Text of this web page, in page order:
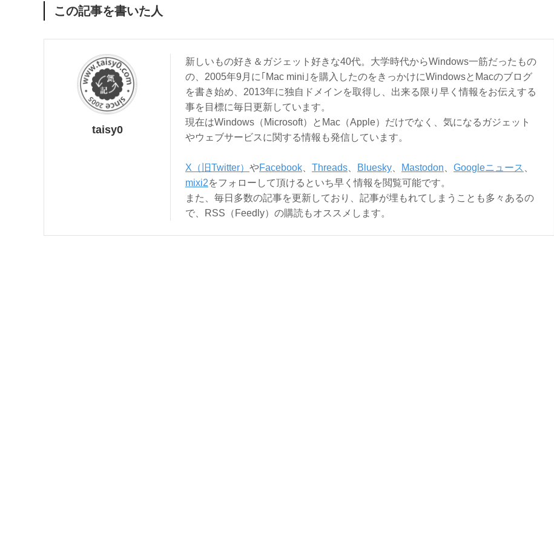
この記事を書いた人
taisy0
新しいもの好き＆ガジェット好きな40代。大学時代からWindows一筋だったもの
の、2005年9月に｢Mac mini｣を購入したのをきっかけにWindowsとMacのブログ
を書き始め、2013年に独自ドメインを取得し、出来る限り早く情報をお伝えする
事を目標に毎日更新しています。
現在はWindows（Microsoft）とMac（Apple）だけでなく、気になるガジェット
やウェブサービスに関する情報も発信しています。
X（旧Twitter） やFacebook Threads Bluesky Mastodon Googleニュース
mixi2をフォローして頂けるといち早く情報を閲覧可能です。
また、毎日多数の記事を更新しており、記事が埋もれてしまうことも多々あるの
で、RSS（Feedly）の購読もオススメします。